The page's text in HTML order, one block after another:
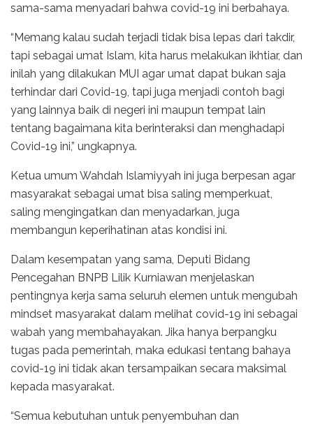
sama-sama menyadari bahwa covid-19 ini berbahaya.
“Memang kalau sudah terjadi tidak bisa lepas dari takdir,
tapi sebagai umat Islam, kita harus melakukan ikhtiar, dan
inilah yang dilakukan MUI agar umat dapat bukan saja
terhindar dari Covid-19, tapi juga menjadi contoh bagi
yang lainnya baik di negeri ini maupun tempat lain
tentang bagaimana kita berinteraksi dan menghadapi
Covid-19 ini,” ungkapnya.
Ketua umum Wahdah Islamiyyah ini juga berpesan agar
masyarakat sebagai umat bisa saling memperkuat,
saling mengingatkan dan menyadarkan, juga
membangun keperihatinan atas kondisi ini.
Dalam kesempatan yang sama, Deputi Bidang
Pencegahan BNPB Lilik Kurniawan menjelaskan
pentingnya kerja sama seluruh elemen untuk mengubah
mindset masyarakat dalam melihat covid-19 ini sebagai
wabah yang membahayakan. Jika hanya berpangku
tugas pada pemerintah, maka edukasi tentang bahaya
covid-19 ini tidak akan tersampaikan secara maksimal
kepada masyarakat.
“Semua kebutuhan untuk penyembuhan dan